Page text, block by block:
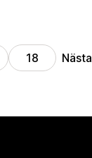
18 Nästa